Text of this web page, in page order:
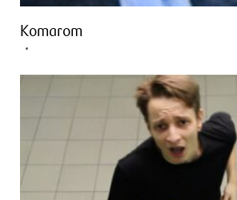
Komarom